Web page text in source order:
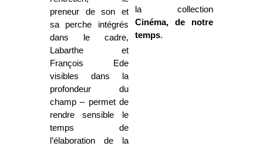
preneur de son et
sa perche intégrés
dans le cadre,
Labarthe et
François Ede
visibles dans la
profondeur du
champ – permet de
rendre sensible le
temps de
l’élaboration de la
la collection
Cinéma, de notre
temps.